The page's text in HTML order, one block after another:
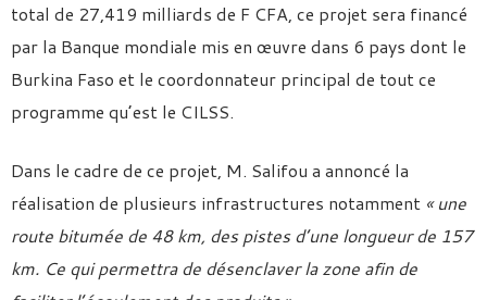
total de 27,419 milliards de F CFA, ce projet sera financé
par la Banque mondiale mis en œuvre dans 6 pays dont le
Burkina Faso et le coordonnateur principal de tout ce
programme qu’est le CILSS.
Dans le cadre de ce projet, M. Salifou a annoncé la
réalisation de plusieurs infrastructures notamment « une
route bitumée de 48 km, des pistes d’une longueur de 157
km. Ce qui permettra de désenclaver la zone afin de